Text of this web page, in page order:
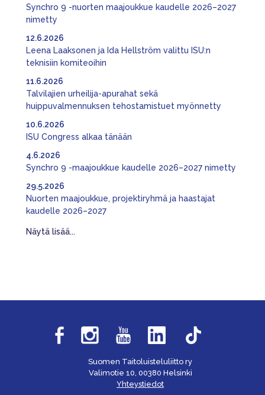
Synchro 9 -nuorten maajoukkue kaudelle 2026–2027
nimetty
Leena Laaksonen ja Ida Hellström valittu ISU:n
teknisiin komiteoihin
12.6.2026
Talvilajien urheilija-apurahat sekä
huippuvalmennuksen tehostamistuet myönnetty
11.6.2026
ISU Congress alkaa tänään
10.6.2026
Synchro 9 -maajoukkue kaudelle 2026–2027 nimetty
4.6.2026
Nuorten maajoukkue, projektiryhmä ja haastajat
kaudelle 2026–2027
29.5.2026
Näytä lisää...
Suomen Taitoluisteluliitto ry
Valimotie 10, 00380 Helsinki
Yhteystiedot